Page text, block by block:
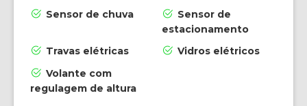
Sensor de chuva
Sensor de
estacionamento
Travas elétricas
Vidros elétricos
Volante com
regulagem de altura